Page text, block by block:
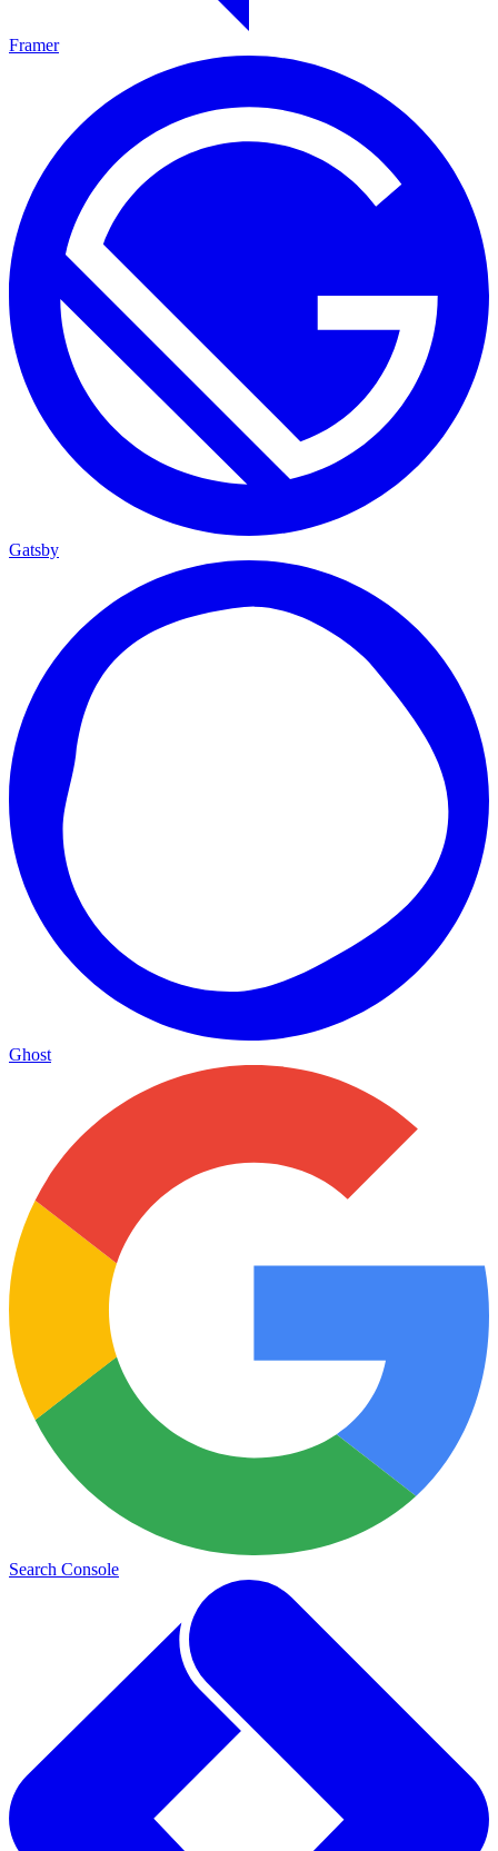
Framer
Gatsby
Ghost
Search Console